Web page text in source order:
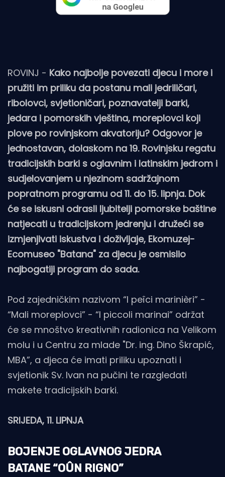
ROVINJ - Kako najbolje povezati djecu i more i
pružiti im priliku da postanu mali jedriličari,
ribolovci, svjetioničari, poznavatelji barki,
jedara i pomorskih vještina, moreplovci koji
plove po rovinjskom akvatoriju? Odgovor je
jednostavan, dolaskom na 19. Rovinjsku regatu
tradicijskih barki s oglavnim i latinskim jedrom i
sudjelovanjem u njezinom sadržajnom
popratnom programu od 11. do 15. lipnja. Dok
će se iskusni odrasli ljubitelji pomorske baštine
natjecati u tradicijskom jedrenju i družeći se
izmjenjivati iskustva i doživljaje, Ekomuzej-
Ecomuseo "Batana" za djecu je osmislio
najbogatiji program do sada.
Pod zajedničkim nazivom “I peîci marinièri” -
“Mali moreplovci” - “I piccoli marinai” održat
će se mnoštvo kreativnih radionica na Velikom
molu i u Centru za mlade "Dr. ing. Dino Škrapić,
MBA”, a djeca će imati priliku upoznati i
svjetionik Sv. Ivan na pučini te razgledati
makete tradicijskih barki.
SRIJEDA, 11. LIPNJA
BOJENJE OGLAVNOG JEDRA
BATANE “OÛN RIGNO”